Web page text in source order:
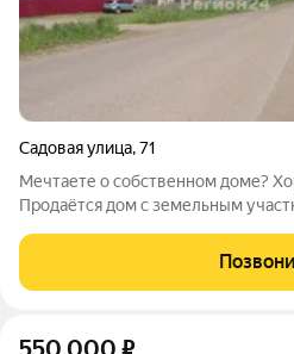
Садовая улица,71
Мечтаете о собственном доме?
Продаётся дом с земельным
отказываться от преимуществ
Преимущества нашего дома: Дом с